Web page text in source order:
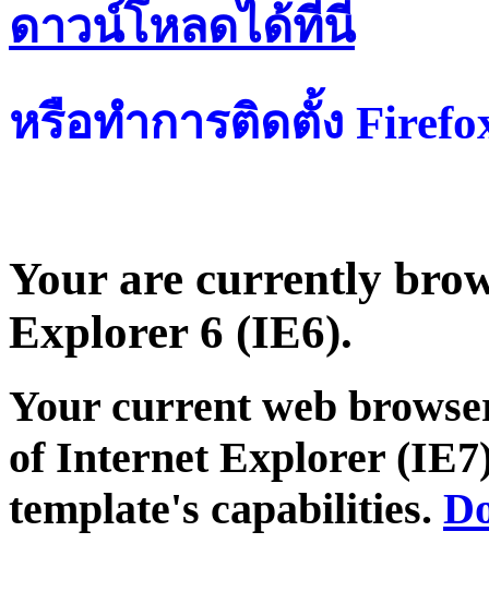
ดาวน์โหลดได้ที่น
หรือทำการติดตั้ง
Your are currently
Explorer 6 (IE6).
Your current web
of Internet Explorer
template's capabilities.